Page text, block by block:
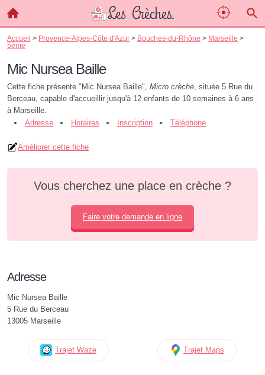
Accueil > Provence-Alpes-Côte d'Azur > Bouches-du-Rhône > Marseille >
5ème
Mic Nursea Baille
Cette fiche présente "Mic Nursea Baille", Micro crèche, située 5 Rue du
Berceau, capable d'accueillir jusqu'à 12 enfants de 10 semaines à 6 ans
à Marseille.
Adresse
Horaires Inscription Téléphone
Améliorer cette fiche
Vous cherchez une place en crèche ?
Faire votre demande en ligne
Adresse
Mic Nursea Baille
5 Rue du Berceau
13005 Marseille
Trajet Waze Trajet Maps